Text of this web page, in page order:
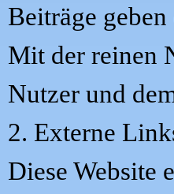
Beiträge
Mit der reinen
Nutzer und
2. Externe
Diese Website